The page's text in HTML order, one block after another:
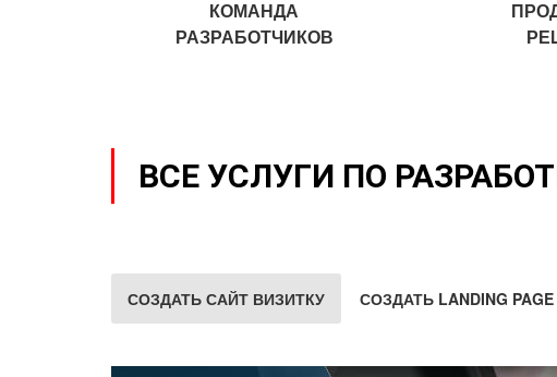
КОМАНДА
РАЗРАБОТЧИКОВ
ВСЕ УСЛУГИ ПО
СОЗДАТЬ САЙТ ВИЗИТКУ СОЗДАТЬ LANDING PAGE